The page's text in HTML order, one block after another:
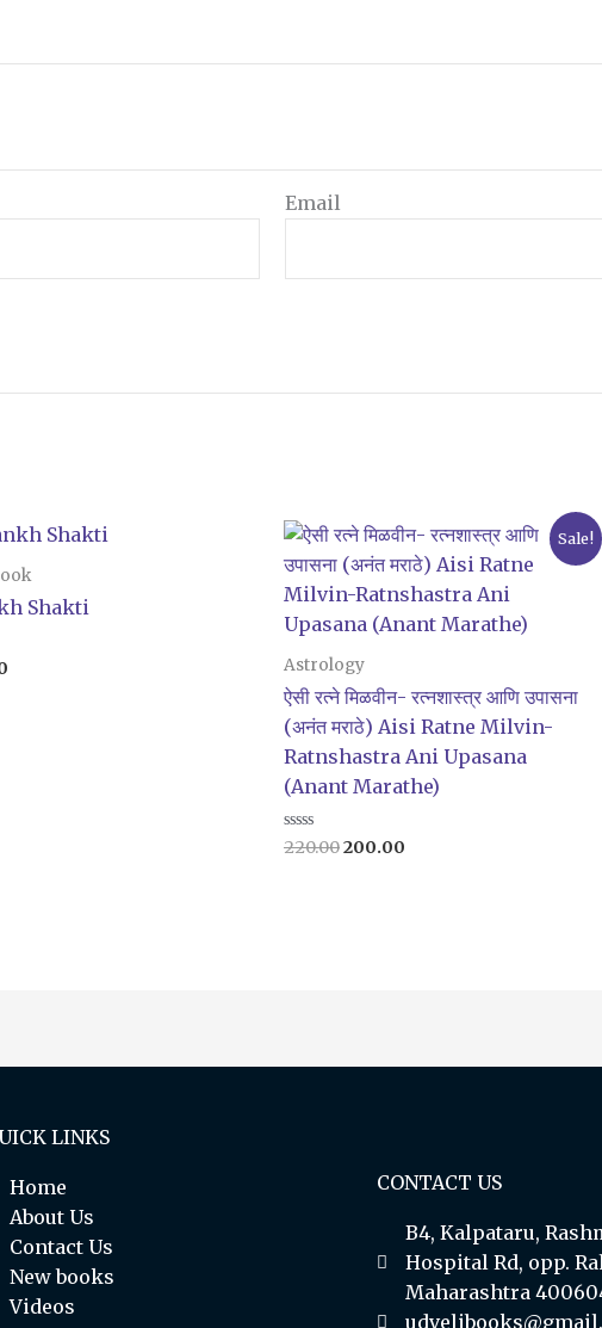
Email
Shakti
Sale!
Astrology
ऐसी रत्ने मिळवीन- रत्नशास्त्र आणि उपासना
(अनंत मराठे) Aisi Ratne Milvin-
Ratnshastra Ani Upasana
(Anant Marathe)
Rated
220.00
Original
price
was:
₹220.00.
200.00
Current
price
is:
₹200.00.
LINKS
Home
About Us
Contact Us
New books
Videos
CONTACT US
B4, Kalpataru,
Hospital Rd, opp.
Maharashtra